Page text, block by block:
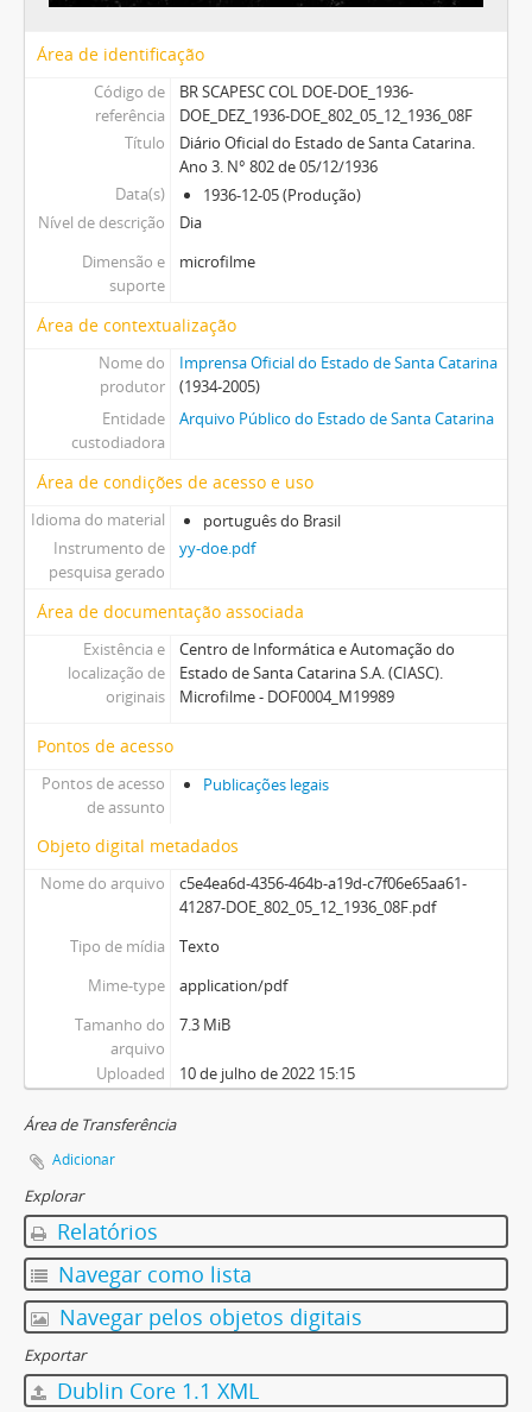
Área de identificação
Código de
referência
BR SCAPESC COL DOE-DOE_1936-
DOE_DEZ_1936-DOE_802_05_12_1936_08F
Título
Diário Oficial do Estado de Santa Catarina.
Ano 3. N° 802 de 05/12/1936
Data(s)
1936-12-05 (Produção)
Nível de descrição
Dia
Dimensão e
suporte
microfilme
Área de contextualização
Nome do
produtor
Imprensa Oficial do Estado de Santa Catarina
(1934-2005)
Entidade
custodiadora
Arquivo Público do Estado de Santa Catarina
Área de condições de acesso e uso
Idioma do material
português do Brasil
Instrumento de
pesquisa gerado
yy-doe.pdf
Área de documentação associada
Existência e
localização de
originais
Centro de Informática e Automação do
Estado de Santa Catarina S.A. (CIASC).
Microfilme - DOF0004_M19989
Pontos de acesso
Pontos de acesso
de assunto
Publicações legais
Objeto digital metadados
Nome do arquivo
c5e4ea6d-4356-464b-a19d-c7f06e65aa61-
41287-DOE_802_05_12_1936_08F.pdf
Tipo de mídia
Texto
Mime-type
application/pdf
Tamanho do
arquivo
7.3 MiB
Uploaded 10 de julho de 2022 15:15
Área de Transferência
Adicionar
Explorar
Relatórios
Navegar como lista
Navegar pelos objetos digitais
Exportar
Dublin Core 1.1 XML